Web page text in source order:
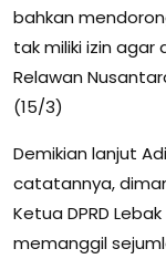
bahkan
tak miliki izin agar
Relawan
(15/3)
Demikian lanjut
catatannya,
Ketua DPRD
memanggil